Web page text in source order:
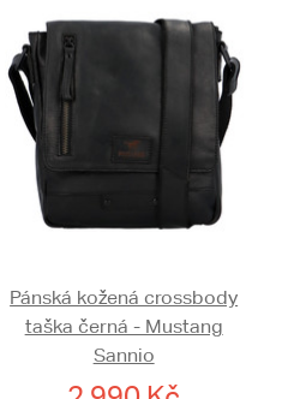
Pánská kožená crossbody
taška černá - Mustang
Sannio